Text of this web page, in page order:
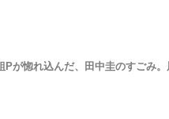
Pが惚れ込んだ、田中圭のすごみ